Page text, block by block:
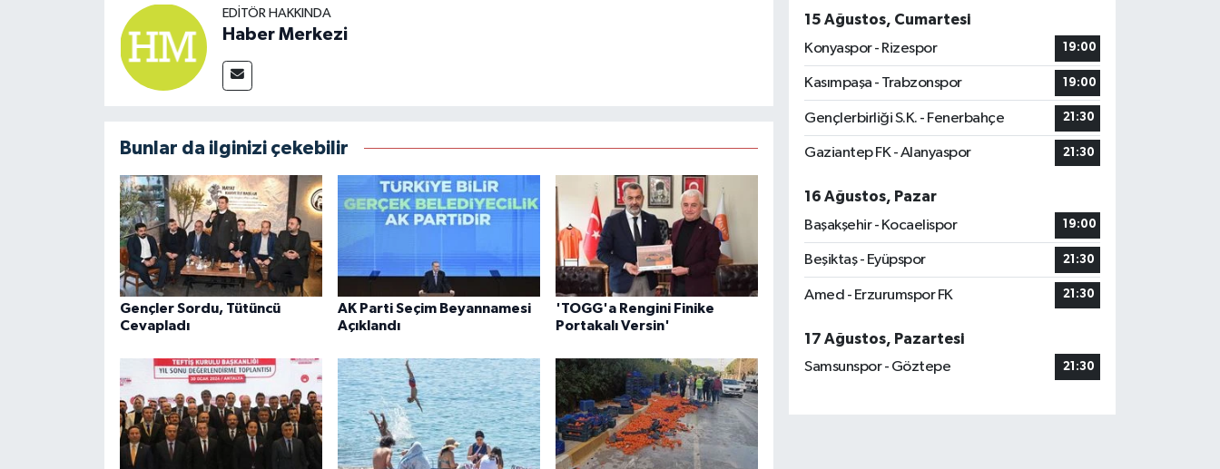
EDITÖR HAKKINDA
Haber Merkezi
Bunlar da ilginizi çekebilir
Gençler Sordu, Tütüncü
Cevapladı
AK Parti Seçim Beyannamesi
Açıklandı
'TOGG'a Rengini Finike
Portakalı Versin'
15 Ağustos, Cumartesi
Konyaspor - Rizespor
19:00
Kasımpaşa - Trabzonspor 19:00
Gençlerbirliği S.K. - Fenerbahçe 21:30
Gaziantep FK - Alanyaspor 21:30
16 Ağustos, Pazar
Başakşehir - Kocaelispor
19:00
Beşiktaş - Eyüpspor 21:30
Amed - Erzurumspor FK 21:30
17 Ağustos, Pazartesi
Samsunspor - Göztepe
21:30